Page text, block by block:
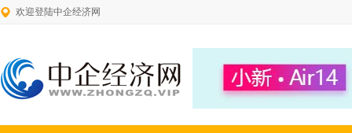
欢迎登陆中企经济网